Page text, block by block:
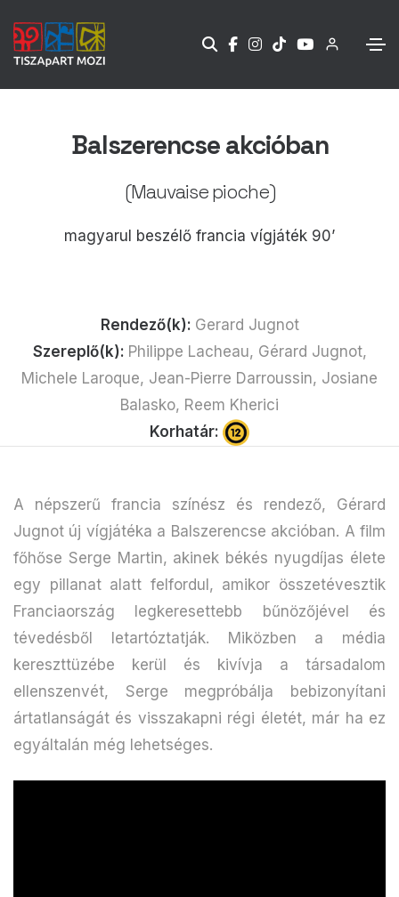
Balszerencse akcióban
(Mauvaise pioche)
magyarul beszélő francia vígjáték 90’
Rendező(k): Gerard Jugnot
Szereplő(k): Philippe Lacheau, Gérard Jugnot,
Michele Laroque, Jean-Pierre Darroussin, Josiane
Balasko, Reem Kherici
Korhatár:
A népszerű francia színész és rendező, Gérard
Jugnot új vígjátéka a Balszerencse akcióban. A film
főhőse Serge Martin, akinek békés nyugdíjas élete
egy pillanat alatt felfordul, amikor összetévesztik
Franciaország legkeresettebb bűnözőjével és
tévedésből letartóztatják. Miközben a média
kereszttüzébe kerül és kivívja a társadalom
ellenszenvét, Serge megpróbálja bebizonyítani
ártatlanságát és visszakapni régi életét, már ha ez
egyáltalán még lehetséges.